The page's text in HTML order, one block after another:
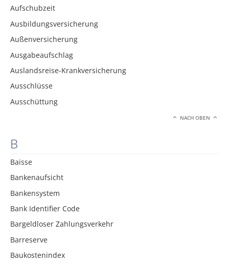
Aufschubzeit
Ausbildungsversicherung
Außenversicherung
Ausgabeaufschlag
Auslandsreise-Krankversicherung
Ausschlüsse
Ausschüttung
NACH OBEN
B
Baisse
Bankenaufsicht
Bankensystem
Bank Identifier Code
Bargeldloser Zahlungsverkehr
Barreserve
Baukostenindex